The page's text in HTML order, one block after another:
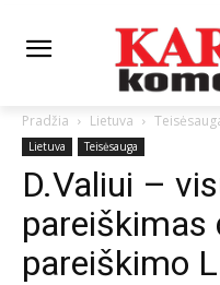
Pradžia Lietuva
Lietuva Teisėsauga
D.Valiui –
pareiškimas
pareiškimo